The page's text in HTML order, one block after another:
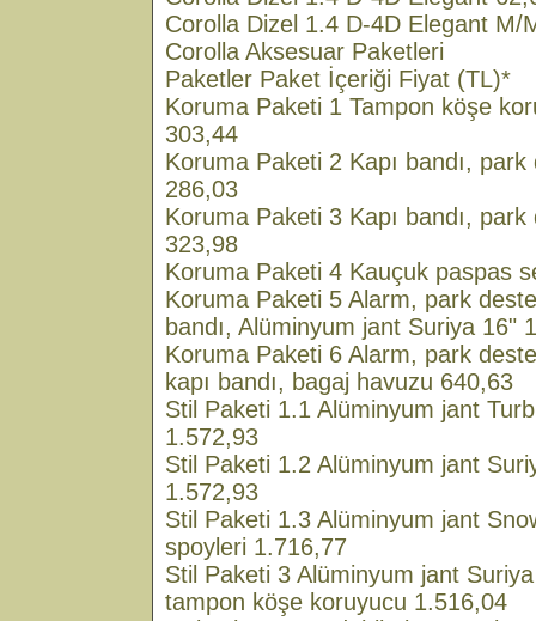
Corolla Dizel 1.4 D-4D Elegant M/
Corolla Aksesuar Paketleri
Paketler Paket İçeriği Fiyat (TL)*
Koruma Paketi 1 Tampon köşe
303,44
Koruma Paketi 2 Kapı bandı,
286,03
Koruma Paketi 3 Kapı bandı,
323,98
Koruma Paketi 4 Kauçuk paspas
Koruma Paketi 5 Alarm, park
bandı, Alüminyum jant Suriya 16"
Koruma Paketi 6 Alarm, park
kapı bandı, bagaj havuzu 640,63
Stil Paketi 1.1 Alüminyum jant
1.572,93
Stil Paketi 1.2 Alüminyum jant
1.572,93
Stil Paketi 1.3 Alüminyum jant
spoyleri 1.716,77
Stil Paketi 3 Alüminyum jant
tampon köşe koruyucu 1.516,04